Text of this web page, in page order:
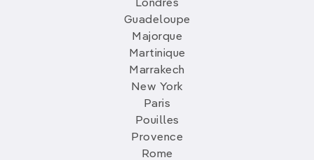
Londres
Guadeloupe
Majorque
Martinique
Marrakech
New York
Paris
Pouilles
Provence
Rome